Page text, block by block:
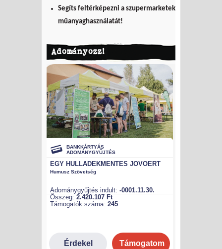
Segíts feltérképezni a szupermarketek
műanyaghasználatát!
Adományozz!